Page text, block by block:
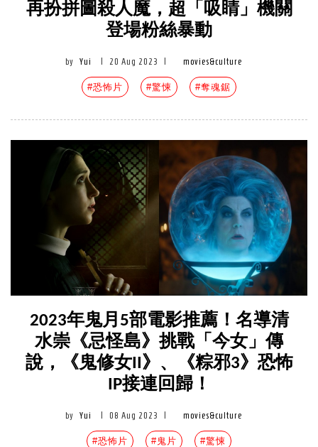
再扮拼圖殺人魔，超「吸睛」機關
登場粉絲暴動
by Yui 20 Aug 2023 movies&culture
#恐怖片 #驚悚 #奪魂鋸
2023年鬼月5部電影推薦！名導清
水崇《忌怪島》挑戰「今女」傳
說，《鬼修女II》、《粽邪3》恐怖
IP接連回歸！
by Yui 08 Aug 2023 movies&culture
#恐怖片 #鬼片 #驚悚